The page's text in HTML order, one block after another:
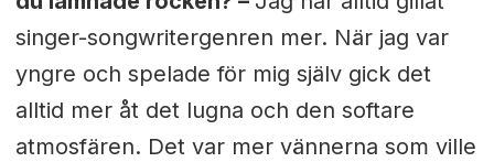
singer-songwritergenren mer. När jag var
yngre och spelade för mig själv gick det
alltid mer åt det lugna och den softare
atmosfären. Det var mer vännerna som ville